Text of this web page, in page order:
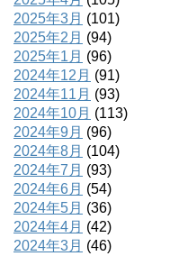
2025年3月 (101)
2025年2月 (94)
2025年1月 (96)
2024年12月 (91)
2024年11月 (93)
2024年10月 (113)
2024年9月 (96)
2024年8月 (104)
2024年7月 (93)
2024年6月 (54)
2024年5月 (36)
2024年4月 (42)
2024年3月 (46)